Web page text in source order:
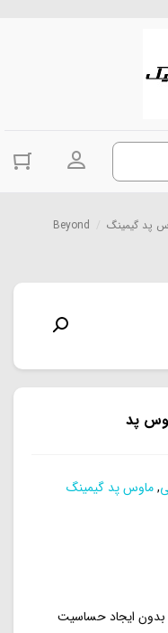
ورود به
پد گیمینگ
Beyond
,ماوس پد گیمینگ